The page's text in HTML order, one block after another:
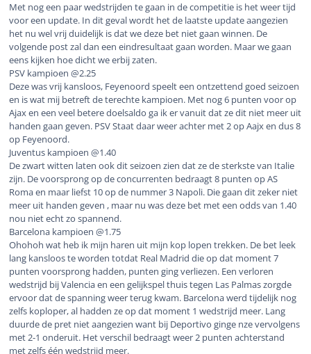
Met nog een paar wedstrijden te gaan in de competitie is het weer tijd
voor een update. In dit geval wordt het de laatste update aangezien
het nu wel vrij duidelijk is dat we deze bet niet gaan winnen. De
volgende post zal dan een eindresultaat gaan worden. Maar we gaan
eens kijken hoe dicht we erbij zaten.
PSV kampioen @2.25
Deze was vrij kansloos, Feyenoord speelt een ontzettend goed seizoen
en is wat mij betreft de terechte kampioen. Met nog 6 punten voor op
Ajax en een veel betere doelsaldo ga ik er vanuit dat ze dit niet meer uit
handen gaan geven. PSV Staat daar weer achter met 2 op Aajx en dus 8
op Feyenoord.
Juventus kampioen @1.40
De zwart witten laten ook dit seizoen zien dat ze de sterkste van Italie
zijn. De voorsprong op de concurrenten bedraagt 8 punten op AS
Roma en maar liefst 10 op de nummer 3 Napoli. Die gaan dit zeker niet
meer uit handen geven , maar nu was deze bet met een odds van 1.40
nou niet echt zo spannend.
Barcelona kampioen @1.75
Ohohoh wat heb ik mijn haren uit mijn kop lopen trekken. De bet leek
lang kansloos te worden totdat Real Madrid die op dat moment 7
punten voorsprong hadden, punten ging verliezen. Een verloren
wedstrijd bij Valencia en een gelijkspel thuis tegen Las Palmas zorgde
ervoor dat de spanning weer terug kwam. Barcelona werd tijdelijk nog
zelfs koploper, al hadden ze op dat moment 1 wedstrijd meer. Lang
duurde de pret niet aangezien want bij Deportivo ginge nze vervolgens
met 2-1 onderuit. Het verschil bedraagt weer 2 punten achterstand
met zelfs één wedstrijd meer.